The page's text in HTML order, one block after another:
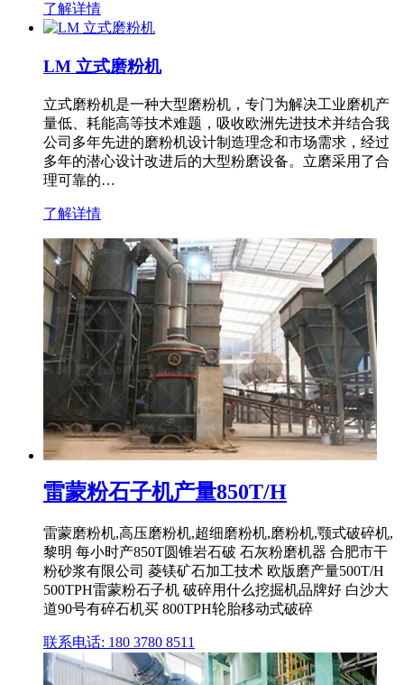
了解详情
LM 立式磨粉机
立式磨粉机是一种大型磨粉机，专门为解决工业磨机产
量低、耗能高等技术难题，吸收欧洲先进技术并结合我
公司多年先进的磨粉机设计制造理念和市场需求，经过
多年的潜心设计改进后的大型粉磨设备。立磨采用了合
理可靠的…
了解详情
雷蒙粉石子机产量850T/H
雷蒙磨粉机,高压磨粉机,超细磨粉机,磨粉机,颚式破碎机,
黎明 每小时产850T圆锥岩石破 石灰粉磨机器 合肥市干
粉砂浆有限公司 菱镁矿石加工技术 欧版磨产量500T/H
500TPH雷蒙粉石子机 破碎用什么挖掘机品牌好 白沙大
道90号有碎石机买 800TPH轮胎移动式破碎
联系电话: 180 3780 8511